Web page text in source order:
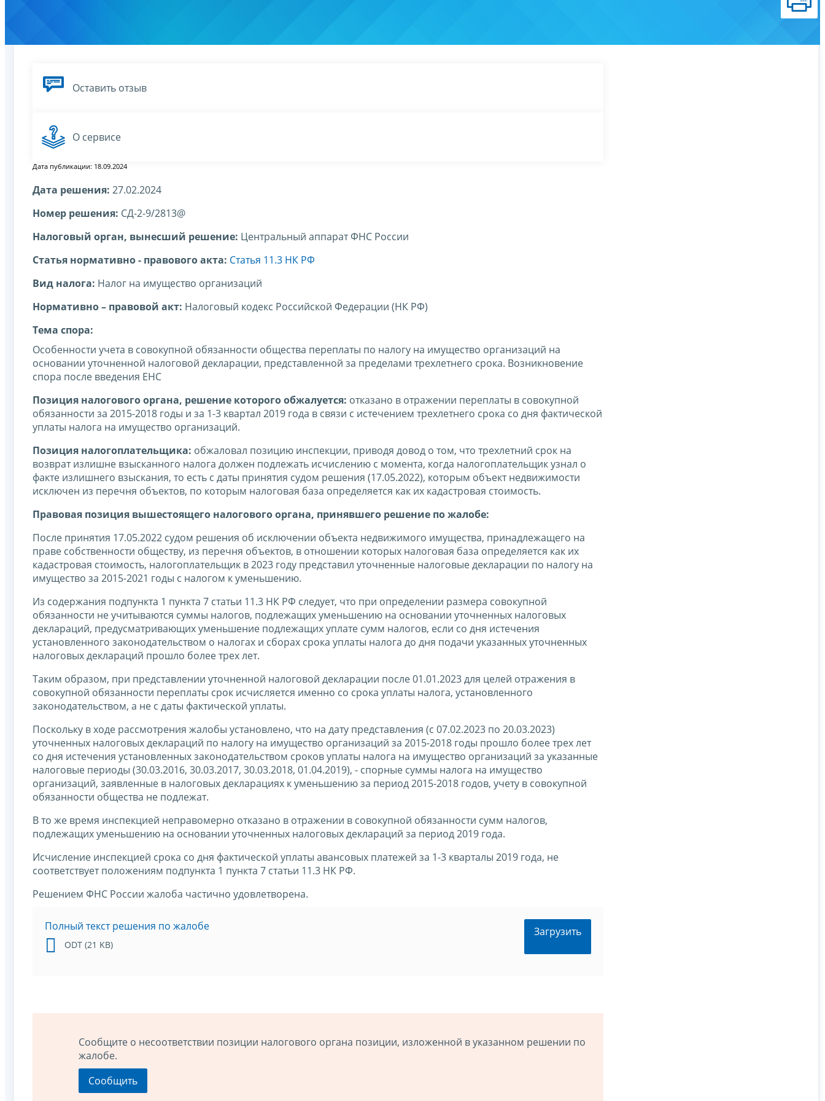
Оставить отзыв
О сервисе
Дата публикации: 18.09.2024
Дата решения: 27.02.2024
Номер решения: СД-2-9/2813@
Налоговый орган, вынесший решение: Центральный аппарат ФНС России
Статья нормативно - правового акта: Статья 11.3 НК РФ
Вид налога: Налог на имущество организаций
Нормативно – правовой акт: Налоговый кодекс Российской Федерации (НК РФ)
Тема спора:
Особенности учета в совокупной обязанности общества переплаты по налогу на имущество организаций на
основании уточненной налоговой декларации, представленной за пределами трехлетнего срока. Возникновение
спора после введения ЕНС
Позиция налогового органа, решение которого обжалуется: отказано в отражении переплаты в совокупной
обязанности за 2015-2018 годы и за 1-3 квартал 2019 года в связи с истечением трехлетнего срока со дня фактической
уплаты налога на имущество организаций.
Позиция налогоплательщика: обжаловал позицию инспекции, приводя довод о том, что трехлетний срок на
возврат излишне взысканного налога должен подлежать исчислению с момента, когда налогоплательщик узнал о
факте излишнего взыскания, то есть с даты принятия судом решения (17.05.2022), которым объект недвижимости
исключен из перечня объектов, по которым налоговая база определяется как их кадастровая стоимость.
Правовая позиция вышестоящего налогового органа, принявшего решение по жалобе:
После принятия 17.05.2022 судом решения об исключении объекта недвижимого имущества, принадлежащего на
праве собственности обществу, из перечня объектов, в отношении которых налоговая база определяется как их
кадастровая стоимость, налогоплательщик в 2023 году представил уточненные налоговые декларации по налогу на
имущество за 2015-2021 годы с налогом к уменьшению.
Из содержания подпункта 1 пункта 7 статьи 11.3 НК РФ следует, что при определении размера совокупной
обязанности не учитываются суммы налогов, подлежащих уменьшению на основании уточненных налоговых
деклараций, предусматривающих уменьшение подлежащих уплате сумм налогов, если со дня истечения
установленного законодательством о налогах и сборах срока уплаты налога до дня подачи указанных уточненных
налоговых деклараций прошло более трех лет.
Таким образом, при представлении уточненной налоговой декларации после 01.01.2023 для целей отражения в
совокупной обязанности переплаты срок исчисляется именно со срока уплаты налога, установленного
законодательством, а не с даты фактической уплаты.
Поскольку в ходе рассмотрения жалобы установлено, что на дату представления (с 07.02.2023 по 20.03.2023)
уточненных налоговых деклараций по налогу на имущество организаций за 2015-2018 годы прошло более трех лет
со дня истечения установленных законодательством сроков уплаты налога на имущество организаций за указанные
налоговые периоды (30.03.2016, 30.03.2017, 30.03.2018, 01.04.2019), - спорные суммы налога на имущество
организаций, заявленные в налоговых декларациях к уменьшению за период 2015-2018 годов, учету в совокупной
обязанности общества не подлежат.
В то же время инспекцией неправомерно отказано в отражении в совокупной обязанности сумм налогов,
подлежащих уменьшению на основании уточненных налоговых деклараций за период 2019 года.
Исчисление инспекцией срока со дня фактической уплаты авансовых платежей за 1-3 кварталы 2019 года, не
соответствует положениям подпункта 1 пункта 7 статьи 11.3 НК РФ.
Решением ФНС России жалоба частично удовлетворена.
Полный текст решения по жалобе
ODT (21 KB)
Загрузить
Сообщите о несоответствии позиции налогового органа позиции, изложенной в указанном решении по
жалобе.